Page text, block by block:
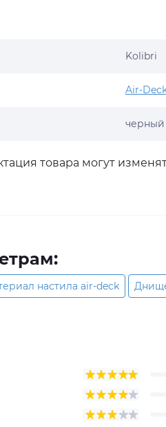
Kolibri
Air-
черный
товара могут
настила air-deck